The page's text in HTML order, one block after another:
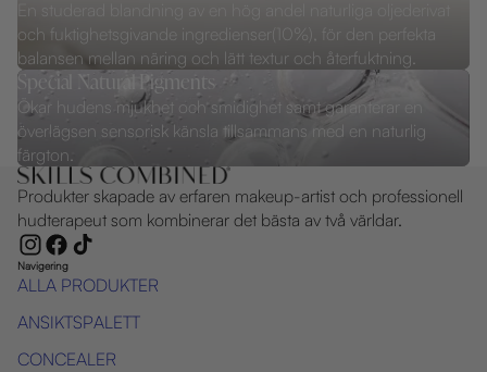
och fuktighetsgivande ingredienser(10%), för den perfekta
balansen mellan näring och lätt textur och återfuktning.
Special Natural Pigments
Ökar hudens mjukhet och smidighet samt garanterar en
överlägsen sensorisk känsla tillsammans med en naturlig
färgton.
Produkter skapade av erfaren makeup-artist och professionell
hudterapeut som kombinerar det bästa av två världar.
Navigering
ALLA PRODUKTER
ANSIKTSPALETT
CONCEALER